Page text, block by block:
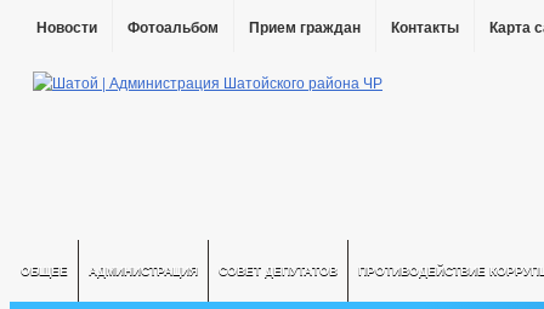
Новости Фотоальбом Прием граждан Контакты Карта
ОБЩЕЕ АДМИНИСТРАЦИЯ СОВЕТ ДЕПУТАТОВ ПРОТИВОДЕЙСТВИЕ